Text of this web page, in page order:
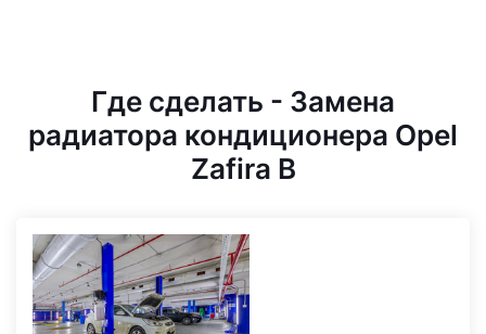
Где сделать - Замена
радиатора кондиционера Opel
Zafira B